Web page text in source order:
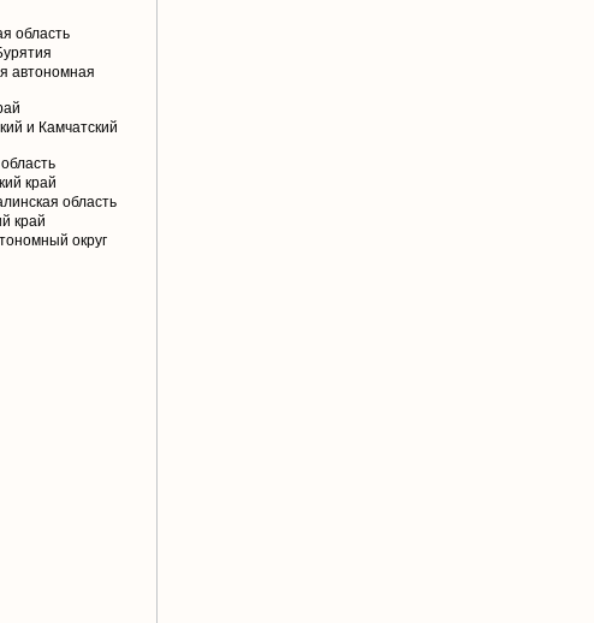
область
автономная
и Камчатский
край
область
край
округ